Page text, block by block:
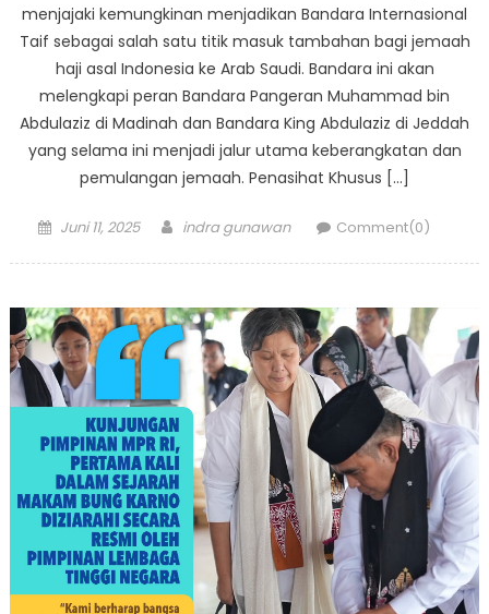
menjajaki kemungkinan menjadikan Bandara Internasional
Taif sebagai salah satu titik masuk tambahan bagi jemaah
haji asal Indonesia ke Arab Saudi. Bandara ini akan
melengkapi peran Bandara Pangeran Muhammad bin
Abdulaziz di Madinah dan Bandara King Abdulaziz di Jeddah
yang selama ini menjadi jalur utama keberangkatan dan
pemulangan jemaah. Penasihat Khusus […]
Posted
Juni 11, 2025 Author
indra gunawan Comment(0)